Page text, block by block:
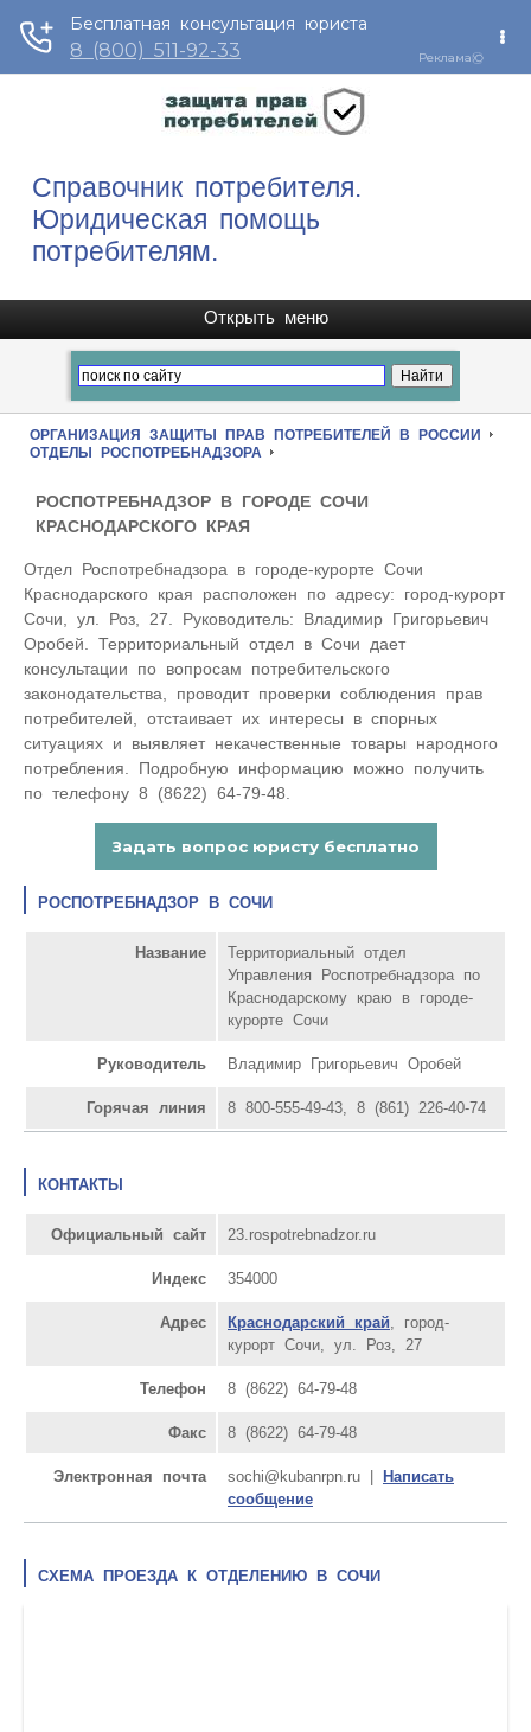
Справочник потребителя.
Юридическая помощь
потребителям.
ОРГАНИЗАЦИЯ ЗАЩИТЫ ПРАВ ПОТРЕБИТЕЛЕЙ В РОССИИ
ОТДЕЛЫ РОСПОТРЕБНАДЗОРА
РОСПОТРЕБНАДЗОР В ГОРОДЕ СОЧИ
КРАСНОДАРСКОГО КРАЯ
Отдел Роспотребнадзора в городе-курорте Сочи
Краснодарского края расположен по адресу: город-курорт
Сочи, ул. Роз, 27. Руководитель: Владимир Григорьевич
Оробей. Территориальный отдел в Сочи дает
консультации по вопросам потребительского
законодательства, проводит проверки соблюдения прав
потребителей, отстаивает их интересы в спорных
ситуациях и выявляет некачественные товары народного
потребления. Подробную информацию можно получить
по телефону 8 (8622) 64-79-48.
РОСПОТРЕБНАДЗОР В СОЧИ
Название
Территориальный отдел
Управления Роспотребнадзора по
Краснодарскому краю в городе-
курорте Сочи
Руководитель Владимир Григорьевич Оробей
Горячая линия 8 800-555-49-43, 8 (861) 226-40-74
КОНТАКТЫ
Официальный сайт 23.rospotrebnadzor.ru
Индекс 354000
Адрес Краснодарский край, город-
курорт Сочи, ул. Роз, 27
Телефон 8 (8622) 64-79-48
Факс 8 (8622) 64-79-48
Электронная почта sochi@kubanrpn.ru |
Написать
сообщение
СХЕМА ПРОЕЗДА К ОТДЕЛЕНИЮ В СОЧИ